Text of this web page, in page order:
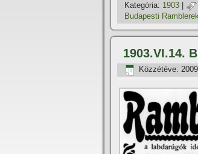
Kategória: 1903
Budapesti
1903.VI.14.
Közzétéve: